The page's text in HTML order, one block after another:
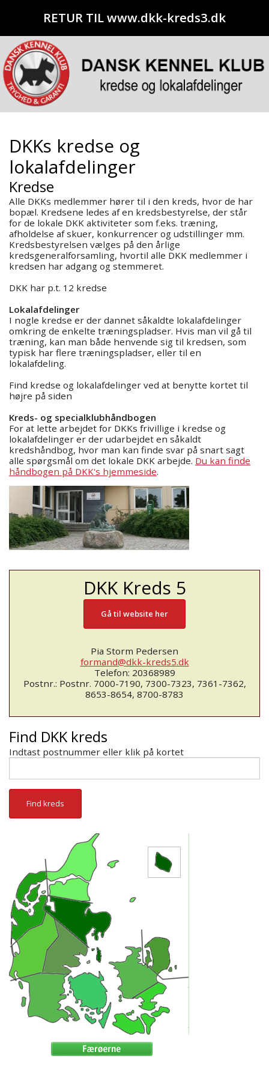
RETUR TIL www.dkk-kreds3.dk
DKKs kredse og
lokalafdelinger
Kredse
Alle DKKs medlemmer hører til i den kreds, hvor de har
bopæl. Kredsene ledes af en kredsbestyrelse, der står
for de lokale DKK aktiviteter som f.eks. træning,
afholdelse af skuer, konkurrencer og udstillinger mm.
Kredsbestyrelsen vælges på den årlige
kredsgeneralforsamling, hvortil alle DKK medlemmer i
kredsen har adgang og stemmeret.
DKK har p.t. 12 kredse
Lokalafdelinger
I nogle kredse er der dannet såkaldte lokalafdelinger
omkring de enkelte træningspladser. Hvis man vil gå til
træning, kan man både henvende sig til kredsen, som
typisk har flere træningspladser, eller til en
lokalafdeling.
Find kredse og lokalafdelinger ved at benytte kortet til
højre på siden
Kreds- og specialklubhåndbogen
For at lette arbejdet for DKKs frivillige i kredse og
lokalafdelinger er der udarbejdet en såkaldt
kredshåndbog, hvor man kan finde svar på snart sagt
alle spørgsmål om det lokale DKK arbejde. Du kan finde
håndbogen på DKK's hjemmeside.
DKK Kreds 5
Gå til website her
Pia Storm Pedersen
formand@dkk-kreds5.dk
Telefon: 20368989
Postnr.: Postnr. 7000-7190, 7300-7323, 7361-7362,
8653-8654, 8700-8783
Find DKK kreds
Indtast postnummer eller klik på kortet